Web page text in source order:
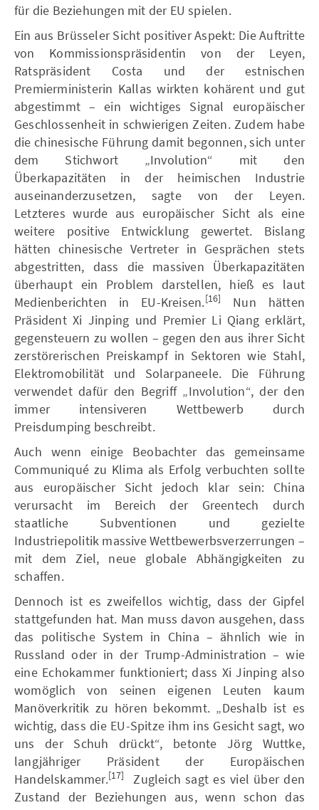
für die Beziehungen mit der EU spielen.
Ein aus Brüsseler Sicht positiver Aspekt: Die Auftritte
von Kommissionspräsidentin von der Leyen,
Ratspräsident Costa und der estnischen
Premierministerin Kallas wirkten kohärent und gut
abgestimmt – ein wichtiges Signal europäischer
Geschlossenheit in schwierigen Zeiten. Zudem habe
die chinesische Führung damit begonnen, sich unter
dem Stichwort „Involution“ mit den
Überkapazitäten in der heimischen Industrie
auseinanderzusetzen, sagte von der Leyen.
Letzteres wurde aus europäischer Sicht als eine
weitere positive Entwicklung gewertet. Bislang
hätten chinesische Vertreter in Gesprächen stets
abgestritten, dass die massiven Überkapazitäten
überhaupt ein Problem darstellen, hieß es laut
Medienberichten in EU-Kreisen.[16]
Nun hätten
Präsident Xi Jinping und Premier Li Qiang erklärt,
gegensteuern zu wollen – gegen den aus ihrer Sicht
zerstörerischen Preiskampf in Sektoren wie Stahl,
Elektromobilität und Solarpaneele. Die Führung
verwendet dafür den Begriff „Involution“, der den
immer intensiveren Wettbewerb durch
Preisdumping beschreibt.
Auch wenn einige Beobachter das gemeinsame
Communiqué zu Klima als Erfolg verbuchten sollte
aus europäischer Sicht jedoch klar sein: China
verursacht im Bereich der Greentech durch
staatliche Subventionen und gezielte
Industriepolitik massive Wettbewerbsverzerrungen –
mit dem Ziel, neue globale Abhängigkeiten zu
schaffen.
Dennoch ist es zweifellos wichtig, dass der Gipfel
stattgefunden hat. Man muss davon ausgehen, dass
das politische System in China – ähnlich wie in
Russland oder in der Trump-Administration – wie
eine Echokammer funktioniert; dass Xi Jinping also
womöglich von seinen eigenen Leuten kaum
Manöverkritik zu hören bekommt. „Deshalb ist es
wichtig, dass die EU-Spitze ihm ins Gesicht sagt, wo
uns der Schuh drückt“, betonte Jörg Wuttke,
langjähriger Präsident der Europäischen
Handelskammer.[17]
Zugleich sagt es viel über den
Zustand der Beziehungen aus, wenn schon das